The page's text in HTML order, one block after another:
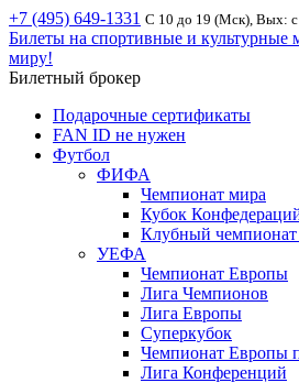
+7 (495) 649-1331 С 10 до 19 (Мск), Вых: с
Билеты на спортивные и культурные
миру!
Билетный брокер
Подарочные сертификаты
FAN ID не нужен
Футбол
ФИФА
Чемпионат мира
Кубок
Клубный
УЕФА
Чемпионат Европы
Лига Чемпионов
Лига Европы
Суперкубок
Чемпионат Европы
Лига Конференций